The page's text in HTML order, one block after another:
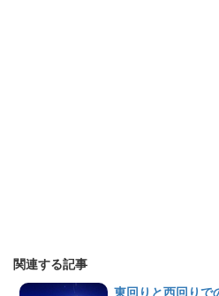
関連する記事
東回りと西回りで